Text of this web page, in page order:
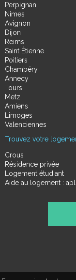
Perpignan
Nimes
Avignon
Dijon
Reims
Saint Étienne
Poitiers
Chambéry
Annecy
Tours
Metz
Amiens
Limoges
Valenciennes
Trouvez votre
Crous
Résidence privée
Logement étudiant
Aide au logement :